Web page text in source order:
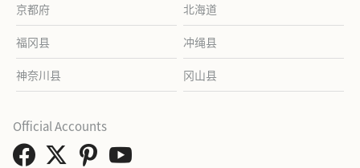
京都府 北海道
福冈县 冲绳县
神奈川县 冈山县
Official Accounts